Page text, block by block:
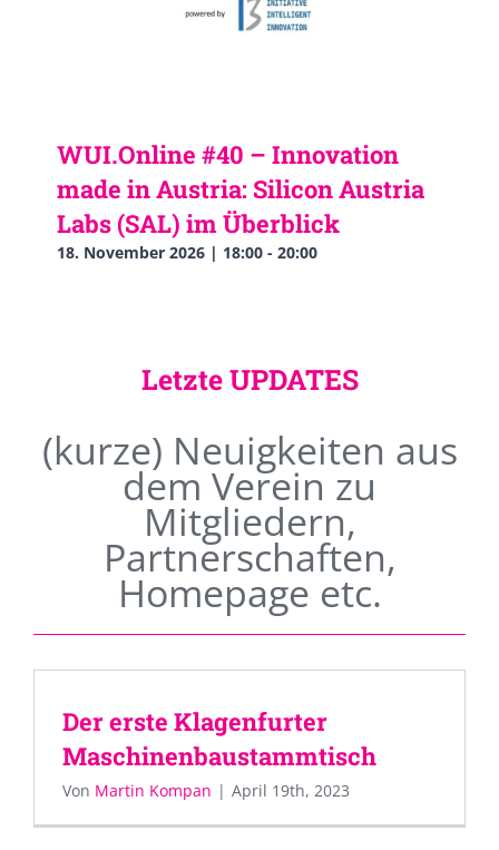
WUI.Online #40 – Innovation
made in Austria: Silicon Austria
Labs (SAL) im Überblick
18. November 2026 | 18:00 - 20:00
Letzte UPDATES
(kurze) Neuigkeiten aus
dem Verein zu
Mitgliedern,
Partnerschaften,
Homepage etc.
Der erste Klagenfurter
Maschinenbaustammtisch
Von Martin Kompan | April 19th, 2023